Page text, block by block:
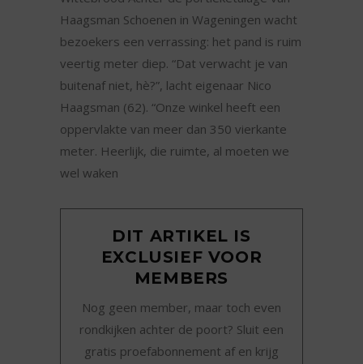
Haagsman Schoenen in Wageningen wacht
bezoekers een verrassing: het pand is ruim
veertig meter diep. “Dat verwacht je van
buitenaf niet, hè?”, lacht eigenaar Nico
Haagsman (62). “Onze winkel heeft een
oppervlakte van meer dan 350 vierkante
meter. Heerlijk, die ruimte, al moeten we
wel waken
DIT ARTIKEL IS
EXCLUSIEF VOOR
MEMBERS
Nog geen member, maar toch even
rondkijken achter de poort? Sluit een
gratis proefabonnement af en krijg